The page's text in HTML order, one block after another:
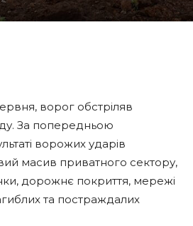
ворог обстріляв
За попередньою
ворожих ударів
масив приватного сектору,
дорожнє покриття, мережі
та постраждалих